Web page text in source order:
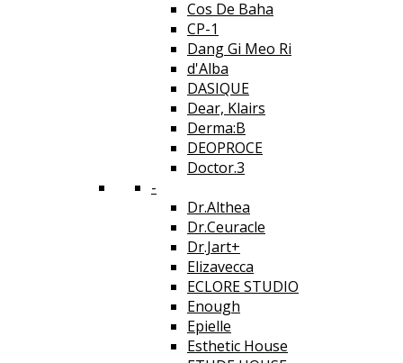
Cos De Baha
CP-1
Dang Gi Meo Ri
d'Alba
DASIQUE
Dear, Klairs
Derma:B
DEOPROCE
Doctor.3
-
Dr.Althea
Dr.Ceuracle
Dr.Jart+
Elizavecca
ECLORE STUDIO
Enough
Epielle
Esthetic House